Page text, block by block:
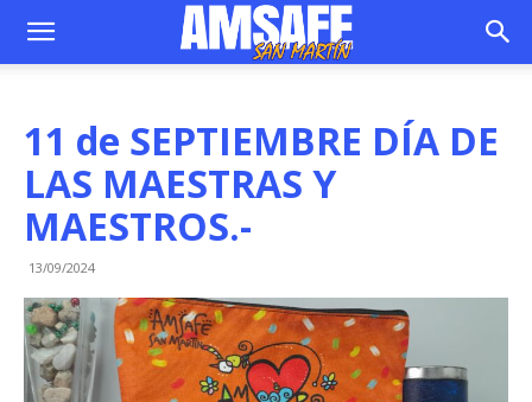
11 de SEPTIEMBRE DÍA DE
LAS MAESTRAS Y
MAESTROS.-
13/09/2024